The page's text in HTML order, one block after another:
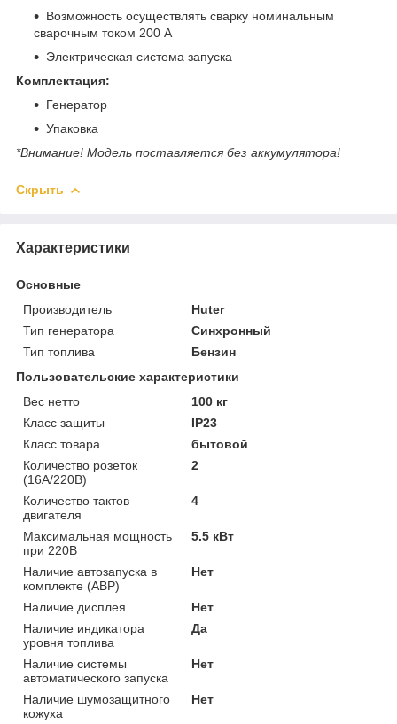
Возможность осуществлять сварку номинальным
сварочным током 200 А
Электрическая система запуска
Комплектация:
Генератор
Упаковка
*Внимание! Модель поставляется без аккумулятора!
Скрыть
Характеристики
Основные
Производитель
Huter
Тип генератора
Синхронный
Тип топлива
Бензин
Пользовательские характеристики
Вес нетто
100 кг
Класс защиты
IP23
Класс товара
бытовой
Количество розеток
(16А/220В)
2
Количество тактов
двигателя
4
Максимальная мощность
при 220В
5.5 кВт
Наличие автозапуска в
комплекте (АВР)
Нет
Наличие дисплея
Нет
Наличие индикатора
уровня топлива
Да
Наличие системы
автоматического запуска
Нет
Наличие шумозащитного
кожуха
Нет